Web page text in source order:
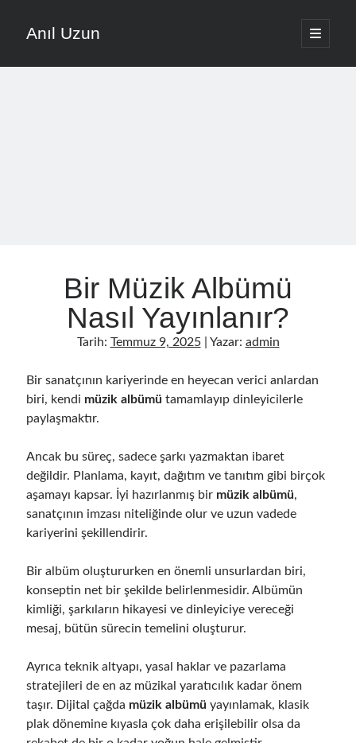
Anıl Uzun
ana
menüyü
Yan
Vokal Ses Kısılması Nasıl Önlenir Etkili Yöntemler
Evde Şarkı Kaydı Kurulumu Düşük Bütçeyle Nasıl Yapılır
Müzikte Motivasyon Kaybını Önleme Yöntemleri
Şarkı Yazma Teknikleri İçin Söz Ve Melodi Sıralaması
Gitar Sol El Gücü İçin Etkili Egzersizler
Müzik Çalışma Saatleri En Verimli Zaman Aralıkları
Mikrofonsuz Demo Kayıt Evde Nasıl Alınır
Müzik Çalışma Sistemi İle Hızlı Öğrenme Teknikleri
Kulaktan Akor Bulma Yeni Başlayanlar İçin Kolay Teknikler
Evde Sessiz Gitar Çalışma Teknikleri Ve İpuçları
Gitar Öğrenme Stratejileri En Hızlı İlerleme Yöntemleri
Müzik Çalışırken Odaklanma Artırma Teknikleri
Evde Müzik Öğrenmek İçin Günlük Çalışma Planı Nasıl Oluşturulur?
Fan Kitlesi Oluşturma: Yeni Sanatçılar İçin Stratejiler
Müzik Dosyası Düzenleme: Arşivinizi Organize Etmenin Yolları
Mixing Ve Mastering Farkı: Ses Prodüksiyon Rehberi
Bir Müzik Albümü
Nasıl Yayınlanır?
Tarih: Temmuz 9, 2025| Yazar: admin
Bir sanatçının kariyerinde en heyecan verici anlardan
biri, kendi müzik albümü tamamlayıp dinleyicilerle
paylaşmaktır.
Ancak bu süreç, sadece şarkı yazmaktan ibaret
değildir. Planlama, kayıt, dağıtım ve tanıtım gibi birçok
aşamayı kapsar. İyi hazırlanmış bir müzik albümü,
sanatçının imzası niteliğinde olur ve uzun vadede
kariyerini şekillendirir.
Bir albüm oluştururken en önemli unsurlardan biri,
konseptin net bir şekilde belirlenmesidir. Albümün
kimliği, şarkıların hikayesi ve dinleyiciye vereceği
mesaj, bütün sürecin temelini oluşturur.
Ayrıca teknik altyapı, yasal haklar ve pazarlama
stratejileri de en az müzikal yaratıcılık kadar önem
taşır. Dijital çağda müzik albümü yayınlamak, klasik
plak dönemine kıyasla çok daha erişilebilir olsa da